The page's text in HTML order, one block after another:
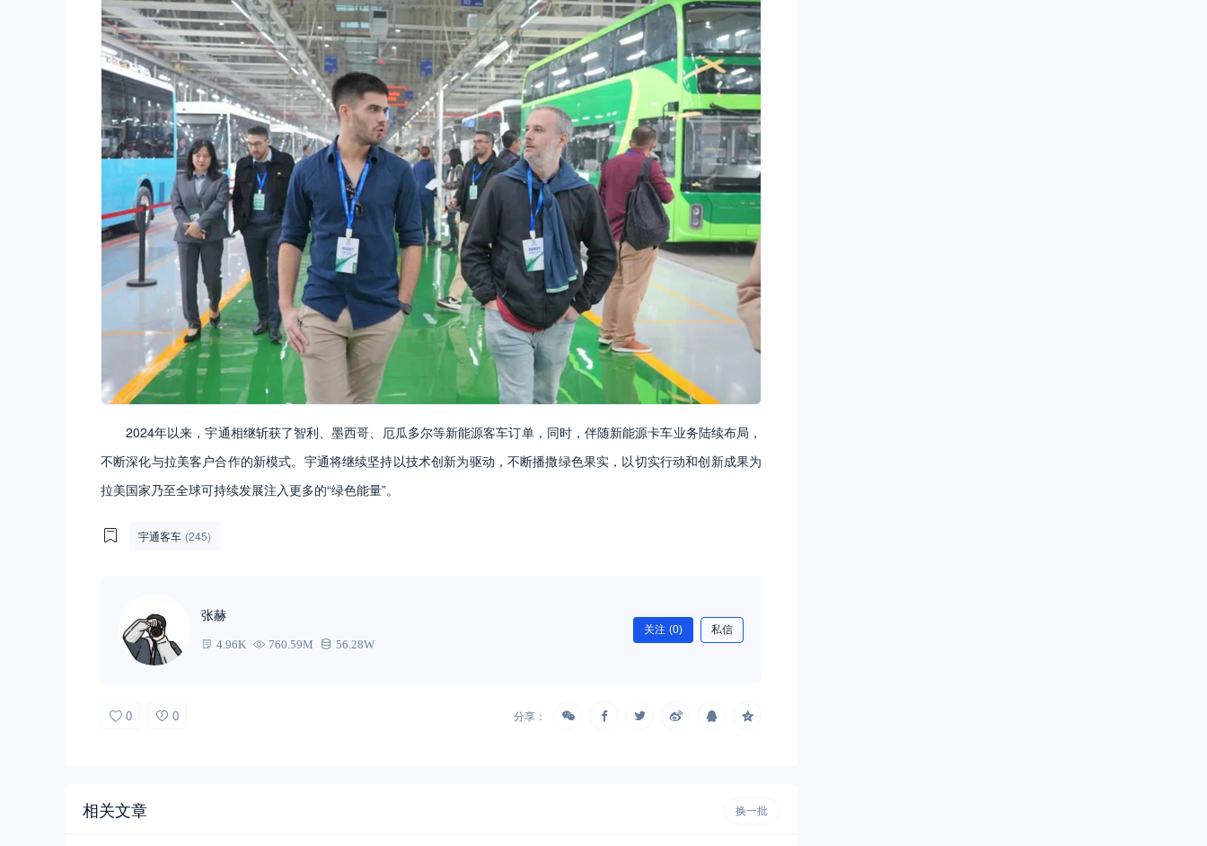
2024年以来，宇通相继斩获了智利、墨西哥、厄瓜多尔等新能源客车订单，同时，伴随新能源卡车业务陆续布局，
不断深化与拉美客户合作的新模式。宇通将继续坚持以技术创新为驱动，不断播撒绿色果实，以切实行动和创新成果为
拉美国家乃至全球可持续发展注入更多的“绿色能量”。
宇通客车 (245)
张赫
4.96K 760.59M 56.28W
关注 (0) 私信
0 0 分享：
相关文章 换一批